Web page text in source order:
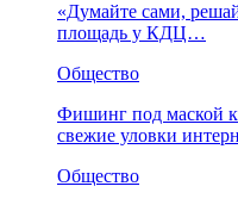
«Думайте сами,
площадь у КДЦ…
Общество
Фишинг под маской
свежие уловки
Общество